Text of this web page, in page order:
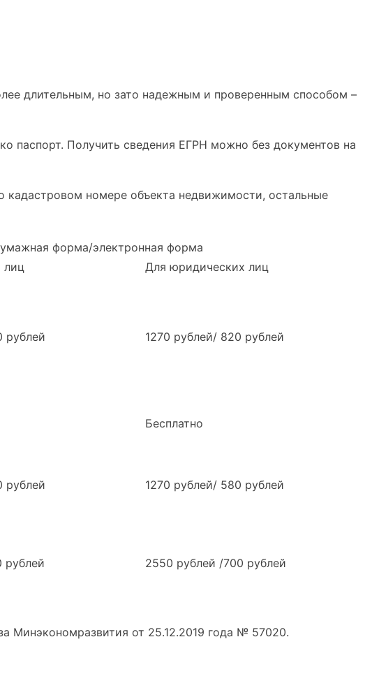
длительным, но зато надежным и проверенным способом –
паспорт. Получить сведения ЕГРН можно без документов на
кадастровом номере объекта недвижимости, остальные
форма/электронная форма
лиц
Для юридических лиц
рублей 1270 рублей/ 820 рублей
Бесплатно
рублей 1270 рублей/ 580 рублей
рублей 2550 рублей /700 рублей
Минэкономразвития от 25.12.2019 года № 57020.